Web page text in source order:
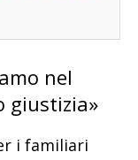
nel
giustizia»
i familiari